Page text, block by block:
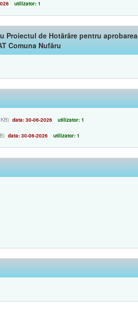
utilizator: 1
Proiectul de Hotărâre pentru aprobarea
Comuna Nufăru
data: 30-06-2026 utilizator: 1
data: 30-06-2026 utilizator: 1